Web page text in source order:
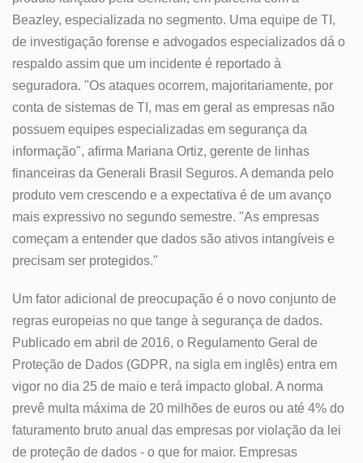
Beazley, especializada no segmento. Uma equipe de TI,
de investigação forense e advogados especializados dá o
respaldo assim que um incidente é reportado à
seguradora. "Os ataques ocorrem, majoritariamente, por
conta de sistemas de TI, mas em geral as empresas não
possuem equipes especializadas em segurança da
informação", afirma Mariana Ortiz, gerente de linhas
financeiras da Generali Brasil Seguros. A demanda pelo
produto vem crescendo e a expectativa é de um avanço
mais expressivo no segundo semestre. "As empresas
começam a entender que dados são ativos intangíveis e
precisam ser protegidos."
Um fator adicional de preocupação é o novo conjunto de
regras europeias no que tange à segurança de dados.
Publicado em abril de 2016, o Regulamento Geral de
Proteção de Dados (GDPR, na sigla em inglês) entra em
vigor no dia 25 de maio e terá impacto global. A norma
prevê multa máxima de 20 milhões de euros ou até 4% do
faturamento bruto anual das empresas por violação da lei
de proteção de dados - o que for maior. Empresas